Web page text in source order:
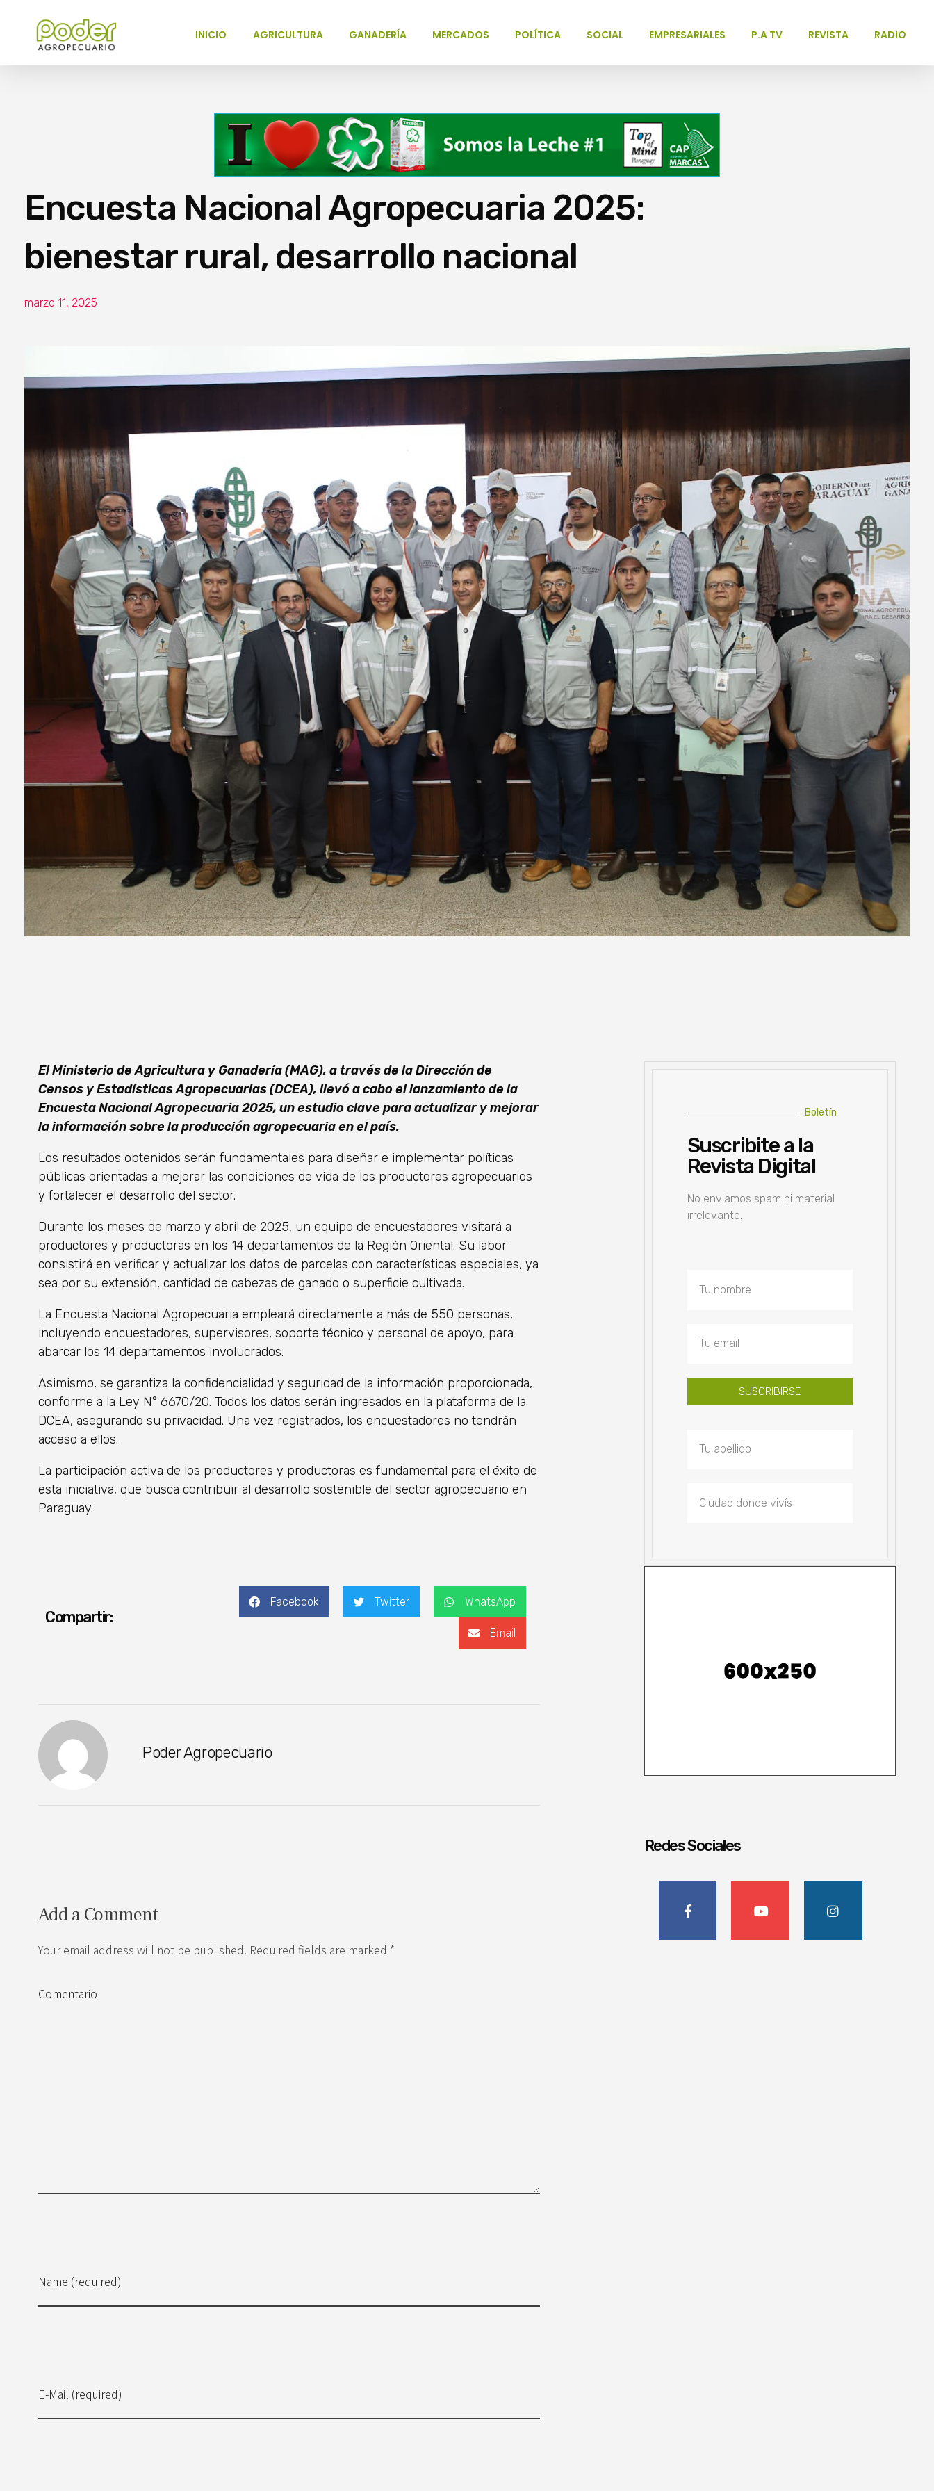
INICIO AGRICULTURA GANADERÍA MERCADOS POLÍTICA SOCIAL EMPRESARIALES P.A TV REVISTA RADIO
Encuesta Nacional Agropecuaria 2025:
bienestar rural, desarrollo nacional
marzo 11, 2025
El Ministerio de Agricultura y Ganadería (MAG), a través de la Dirección de
Censos y Estadísticas Agropecuarias (DCEA), llevó a cabo el lanzamiento de la
Encuesta Nacional Agropecuaria 2025, un estudio clave para actualizar y mejorar
la información sobre la producción agropecuaria en el país.
Los resultados obtenidos serán fundamentales para diseñar e implementar políticas
públicas orientadas a mejorar las condiciones de vida de los productores agropecuarios
y fortalecer el desarrollo del sector.
Durante los meses de marzo y abril de 2025, un equipo de encuestadores visitará a
productores y productoras en los 14 departamentos de la Región Oriental. Su labor
consistirá en verificar y actualizar los datos de parcelas con características especiales, ya
sea por su extensión, cantidad de cabezas de ganado o superficie cultivada.
La Encuesta Nacional Agropecuaria empleará directamente a más de 550 personas,
incluyendo encuestadores, supervisores, soporte técnico y personal de apoyo, para
abarcar los 14 departamentos involucrados.
Asimismo, se garantiza la confidencialidad y seguridad de la información proporcionada,
conforme a la Ley N° 6670/20. Todos los datos serán ingresados en la plataforma de la
DCEA, asegurando su privacidad. Una vez registrados, los encuestadores no tendrán
acceso a ellos.
La participación activa de los productores y productoras es fundamental para el éxito de
esta iniciativa, que busca contribuir al desarrollo sostenible del sector agropecuario en
Paraguay.
Compartir:
Facebook Twitter WhatsApp
Email
Poder Agropecuario
Add a Comment
Your email address will not be published. Required fields are marked *
Name (required)
E-Mail (required)
Comentario
Boletín
Suscribite a la
Revista Digital
No enviamos spam ni material
irrelevante.
SUSCRIBIRSE
Redes Sociales